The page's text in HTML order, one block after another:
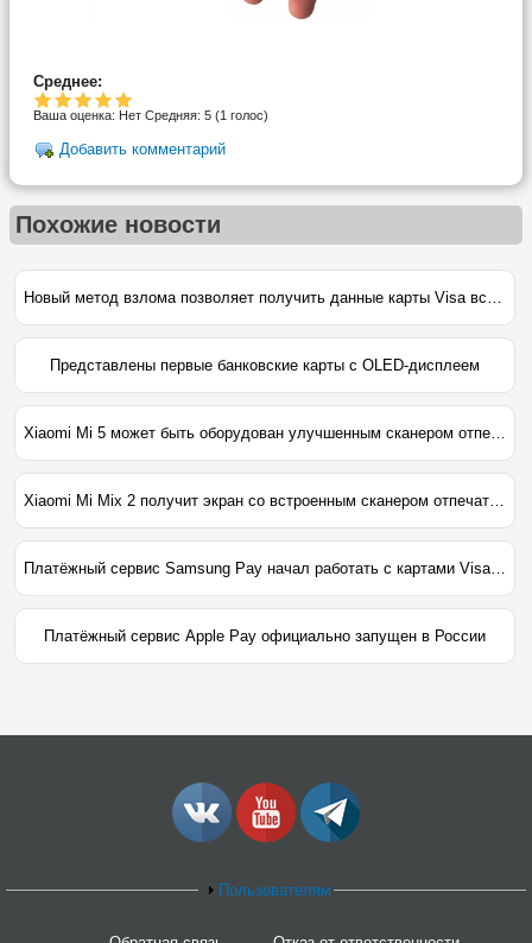
Среднее:
Ваша оценка: Нет Средняя: 5 (1 голос)
Добавить комментарий
Похожие новости
Представлены первые банковские карты с OLED-дисплеем
Xiaomi Mi 5 может быть оборудован улучшенным сканером отпечатков пальцев
Xiaomi Mi Mix 2 получит экран со встроенным сканером отпечатков пальцев
Платёжный сервис Samsung Pay начал работать с картами Visa от Сбербанка
Платёжный сервис Apple Pay официально запущен в России
Пользователям